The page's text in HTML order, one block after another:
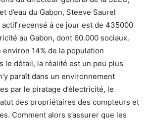
d’eau du Gabon, Steeve Saurel
actif recensé à ce jour est de 435000
au Gabon, dont 60.000 sociaux.
14% de la population
le détail, la réalité est un peu plus
paraît dans un environnement
par le piratage d’électricité, le
des propriétaires des compteurs et
Comment alors s’assurer que les